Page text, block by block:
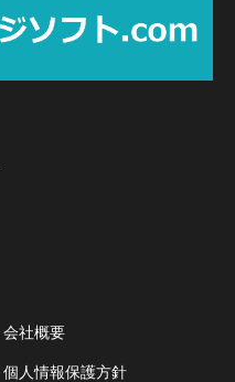
会社概要
個人情報保護方針